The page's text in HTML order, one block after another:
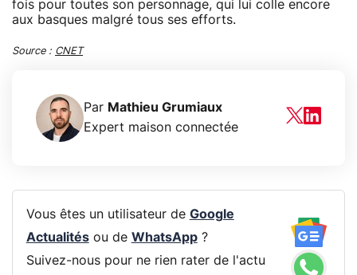
fois pour toutes son personnage, qui lui colle encore
aux basques malgré tous ses efforts.
Source : CNET
Par Mathieu Grumiaux
Expert maison connectée
Vous êtes un utilisateur de Google
Actualitésou de WhatsApp?
Suivez-nous pour ne rien rater de l'actu